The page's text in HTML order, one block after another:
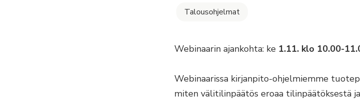
Talousohjelmat
Webinaarin ajankohta: ke 1.11. klo 10.00-
Webinaarissa kirjanpito-ohjelmiemme
miten välitilinpäätös eroaa tilinpäätöksestä